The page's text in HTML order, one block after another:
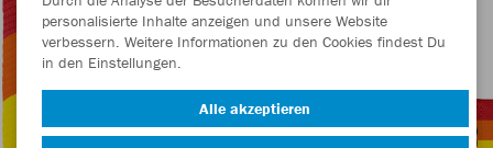
personalisierte Inhalte anzeigen und unsere Website
verbessern. Weitere Informationen zu den Cookies findest Du
in den Einstellungen.
Alle akzeptieren